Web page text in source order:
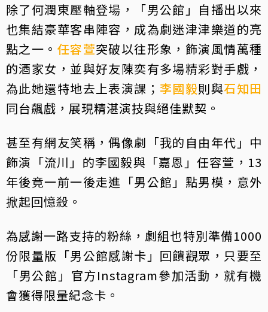
除了何潤東壓軸登場，「男公館」自播出以來
也集結豪華客串陣容，成為劇迷津津樂道的亮
點之一。 任容萱突破以往形象，飾演風情萬種
的酒家女，並與好友陳奕有多場精彩對手戲，
為此她還特地去上表演課； 李國毅則與石知田
同台飆戲，展現精湛演技與絕佳默契。
甚至有網友笑稱，偶像劇「我的自由年代」中
飾演「流川」的李國毅與「嘉恩」任容萱，13
年後竟一前一後走進「男公館」點男模，意外
掀起回憶殺。
為感謝一路支持的粉絲，劇組也特別準備1000
份限量版「男公館感謝卡」回饋觀眾，只要至
「男公館」官方Instagram參加活動，就有機
會獲得限量紀念卡。